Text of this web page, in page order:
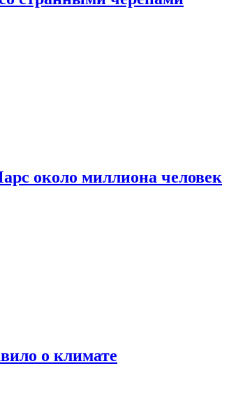
около миллиона человек
о климате